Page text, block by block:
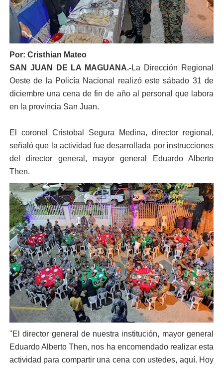
Por: Cristhian Mateo
SAN JUAN DE LA MAGUANA.-La Dirección Regional
Oeste de la Policía Nacional realizó este sábado 31 de
diciembre una cena de fin de año al personal que labora
en la provincia San Juan.
El coronel Cristobal Segura Medina, director regional,
señaló que la actividad fue desarrollada por instrucciones
del director general, mayor general Eduardo Alberto
Then.
"El director general de nuestra institución, mayor general
Eduardo Alberto Then, nos ha encomendado realizar esta
actividad para compartir una cena con ustedes, aquí. Hoy